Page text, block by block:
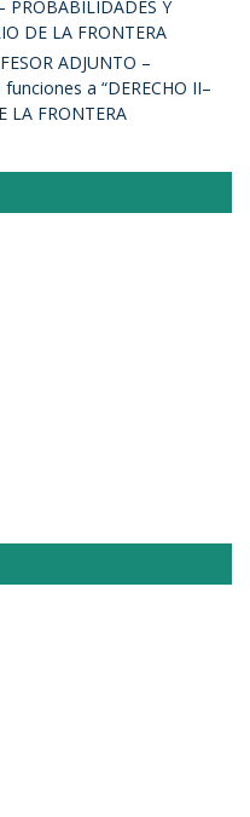
PROBABILIDADES Y
DE LA FRONTERA
ADJUNTO –
a “DERECHO II–
LA FRONTERA